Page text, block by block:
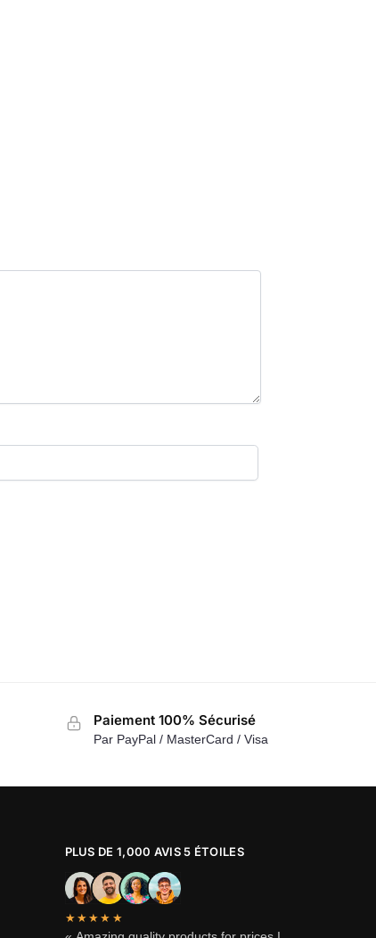
Paiement 100% Sécurisé
Par PayPal / MasterCard / Visa
PLUS DE 1,000 AVIS 5 ÉTOILES
★★★★★